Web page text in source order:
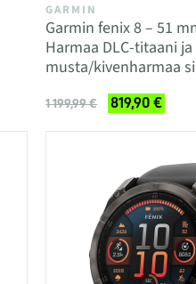
GARMIN
Garmin fenix 8 – 51
Harmaa DLC-titaani ja
musta/kivenharmaa
1 199,99 € 819,90 €